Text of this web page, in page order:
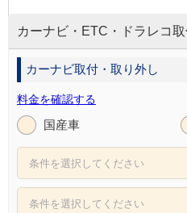
カーナビ・ETC・ドラレコ
カーナビ取付・取り外し
料金を確認する
国産車